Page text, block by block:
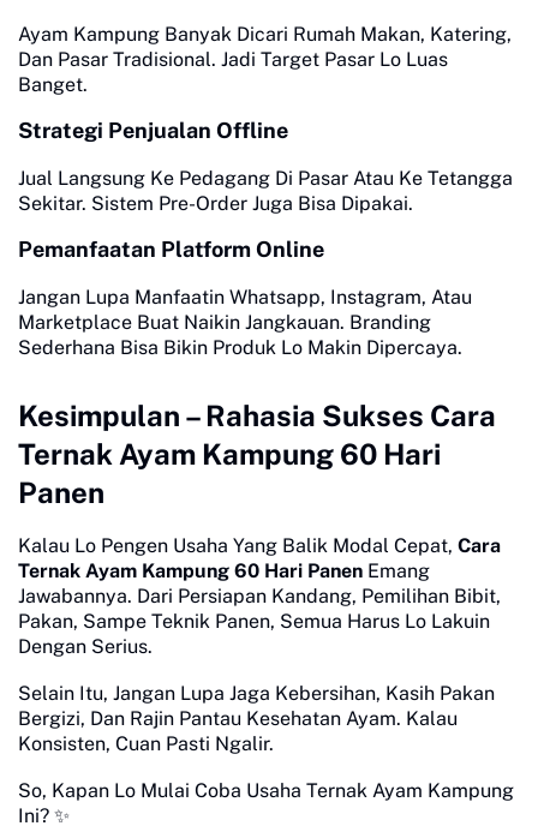
Ayam Kampung Banyak Dicari Rumah Makan, Katering,
Dan Pasar Tradisional. Jadi Target Pasar Lo Luas
Banget.
Strategi Penjualan Offline
Jual Langsung Ke Pedagang Di Pasar Atau Ke Tetangga
Sekitar. Sistem Pre-Order Juga Bisa Dipakai.
Pemanfaatan Platform Online
Jangan Lupa Manfaatin Whatsapp, Instagram, Atau
Marketplace Buat Naikin Jangkauan. Branding
Sederhana Bisa Bikin Produk Lo Makin Dipercaya.
Kesimpulan – Rahasia Sukses Cara
Ternak Ayam Kampung 60 Hari
Panen
Kalau Lo Pengen Usaha Yang Balik Modal Cepat, Cara
Ternak Ayam Kampung 60 Hari Panen Emang
Jawabannya. Dari Persiapan Kandang, Pemilihan Bibit,
Pakan, Sampe Teknik Panen, Semua Harus Lo Lakuin
Dengan Serius.
Selain Itu, Jangan Lupa Jaga Kebersihan, Kasih Pakan
Bergizi, Dan Rajin Pantau Kesehatan Ayam. Kalau
Konsisten, Cuan Pasti Ngalir.
So, Kapan Lo Mulai Coba Usaha Ternak Ayam Kampung
Ini? ✨